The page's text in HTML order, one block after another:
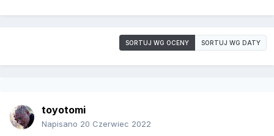
SORTUJ WG OCENY SORTUJ WG DATY
toyotomi
Napisano 20 Czerwiec 2022